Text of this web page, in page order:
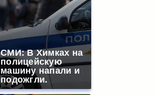
СМИ: В Химках на
полицейскую
машину напали и
подожгли.